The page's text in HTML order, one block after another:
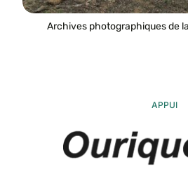
Archives photographiques de
APPUI